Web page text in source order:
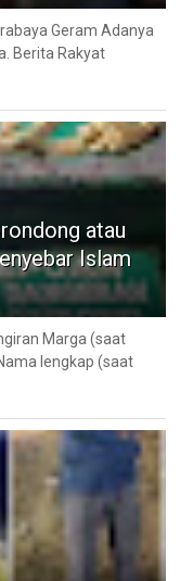
Geram Adanya
Berita Rakyat
atau
Islam
Marga (saat
lengkap (saat